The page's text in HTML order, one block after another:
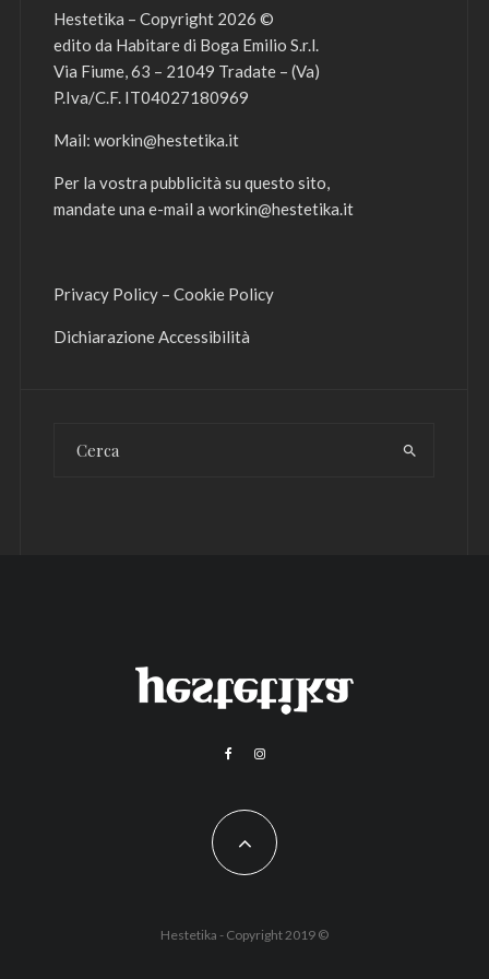
Hestetika – Copyright 2026 ©
edito da Habitare di Boga Emilio S.r.l.
Via Fiume, 63 – 21049 Tradate – (Va)
P.Iva/C.F. IT04027180969
Mail: workin@hestetika.it
Per la vostra pubblicità su questo sito,
mandate una e-mail a workin@hestetika.it
Privacy Policy – Cookie Policy
Dichiarazione Accessibilità
Hestetika - Copyright 2019 ©